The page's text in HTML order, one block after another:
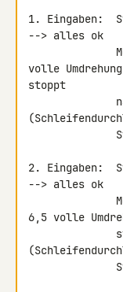
1. Eingaben:
--> alles ok
volle
stoppt
2. Eingaben:
--> alles ok
6,5 volle